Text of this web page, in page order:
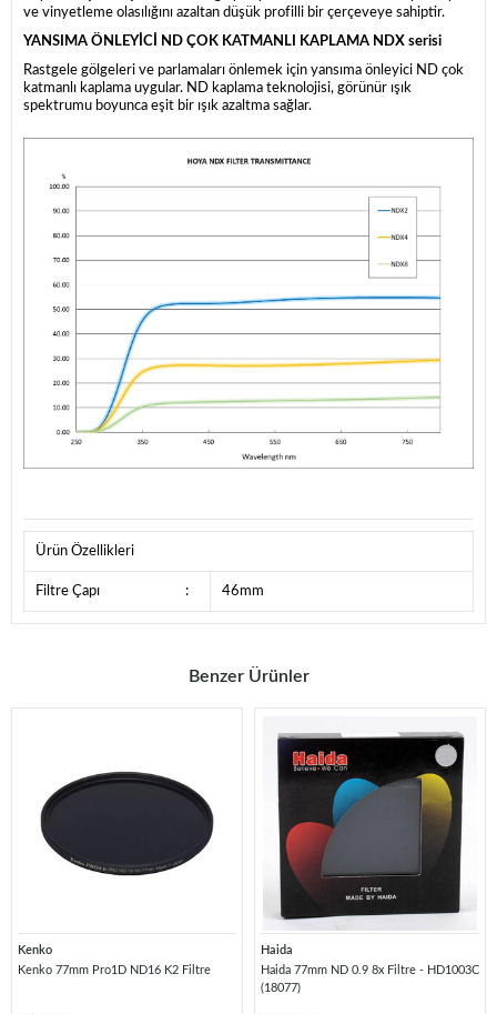
ve vinyetleme olasılığını azaltan düşük profilli bir çerçeveye sahiptir.
YANSIMA ÖNLEYİCİ ND ÇOK KATMANLI KAPLAMA NDX serisi
Rastgele gölgeleri ve parlamaları önlemek için yansıma önleyici ND çok
katmanlı kaplama uygular. ND kaplama teknolojisi, görünür ışık
spektrumu boyunca eşit bir ışık azaltma sağlar.
Ürün Özellikleri
Filtre Çapı : 46mm
Benzer Ürünler
Kenko
Kenko 77mm Pro1D ND16 K2 Filtre
Haida
Haida 77mm ND 0.9 8x Filtre - HD1003C
(18077)